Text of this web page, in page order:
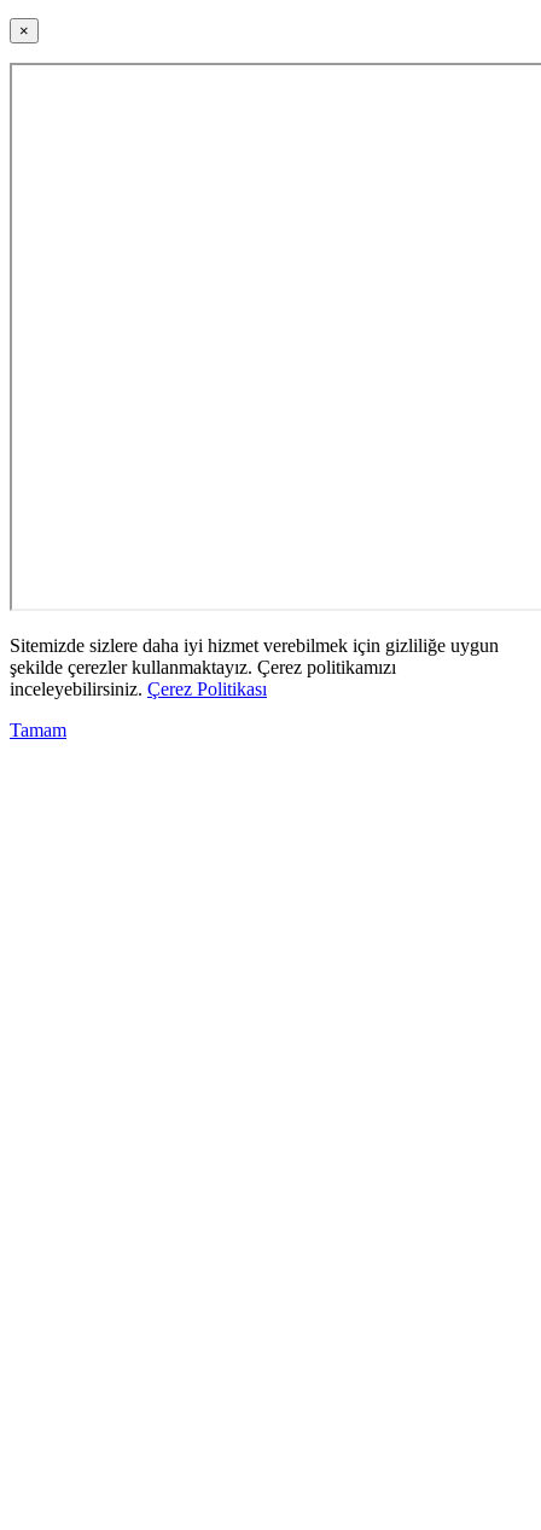
×
Sitemizde sizlere daha iyi hizmet verebilmek için gizliliğe uygun
şekilde çerezler kullanmaktayız. Çerez politikamızı
inceleyebilirsiniz. Çerez Politikası
Tamam